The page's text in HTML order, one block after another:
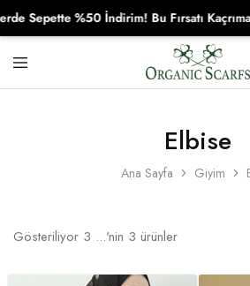
Organikscarf
Ana Sayfa Giyim
Elbise
Gösteriliyor 3 ...'nin 3 ürünler
Sepette %50 İndirim! Bu Fırsatı Kaçrıma